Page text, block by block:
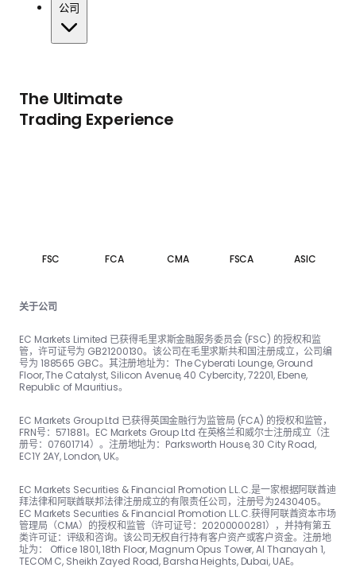
公司
The Ultimate
Trading Experience
FSC FCA CMA FSCA ASIC
关于公司
EC Markets Limited 已获得毛里求斯金融服务委员会 (FSC) 的授权和监
管，许可证号为 GB21200130。该公司在毛里求斯共和国注册成立，公司编
号为 188565 GBC。其注册地址为：The Cyber​​ati Lounge, Ground
Floor, The Catalyst, Silicon Avenue, 40 Cyber​​city, 72201, Ebene,
Republic of Mauritius。
EC Markets Group Ltd 已获得英国金融行为监管局 (FCA) 的授权和监管，
FRN号：57188​​1。EC Markets Group Ltd 在英格兰和威尔士注册成立（注
册号：07601714）。注册地址为：Parksworth House, 30 City Road,
EC1Y 2AY, London, UK。
EC Markets Securities & Financial Promotion L.L.C.是一家根据阿联酋迪
拜法律和阿联酋联邦法律注册成立的有限责任公司，注册号为2430405。
EC Markets Securities & Financial Promotion L.L.C.获得阿联酋资本市场
管理局（CMA）的授权和监管（许可证号：20200000281），并持有第五
类许可证：评级和咨询。该公司无权自行持有客户资产或客户资金。注册地
址为： Office 1801, 18th Floor, Magnum Opus Tower, Al Thanayah 1,
TECOM C, Sheikh Zayed Road, Barsha Heights, Dubai, UAE。